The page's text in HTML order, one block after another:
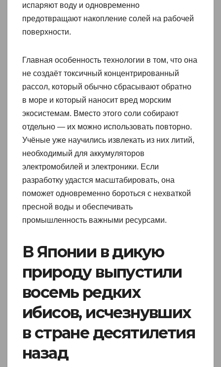
испаряют воду и одновременно
предотвращают накопление солей на рабочей
поверхности.
Главная особенность технологии в том, что она
не создаёт токсичный концентрированный
рассол, который обычно сбрасывают обратно
в море и который наносит вред морским
экосистемам. Вместо этого соли собирают
отдельно — их можно использовать повторно.
Учёные уже научились извлекать из них литий,
необходимый для аккумуляторов
электромобилей и электроники. Если
разработку удастся масштабировать, она
поможет одновременно бороться с нехваткой
пресной воды и обеспечивать
промышленность важными ресурсами.
В Японии в дикую
природу выпустили
восемь редких
ибисов, исчезнувших
в стране десятилетия
назад